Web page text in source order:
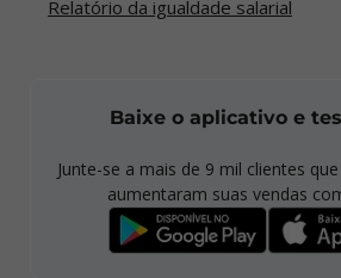
Relatório da igualdade salarial
Baixe o aplicativo e
Junte-se a mais de 9 mil clientes
aumentaram suas vendas